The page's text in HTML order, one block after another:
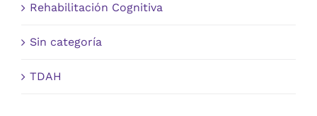
Rehabilitación Cognitiva
Sin categoría
TDAH